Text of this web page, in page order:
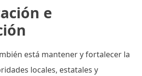
e
está mantener y fortalecer la
locales, estatales y